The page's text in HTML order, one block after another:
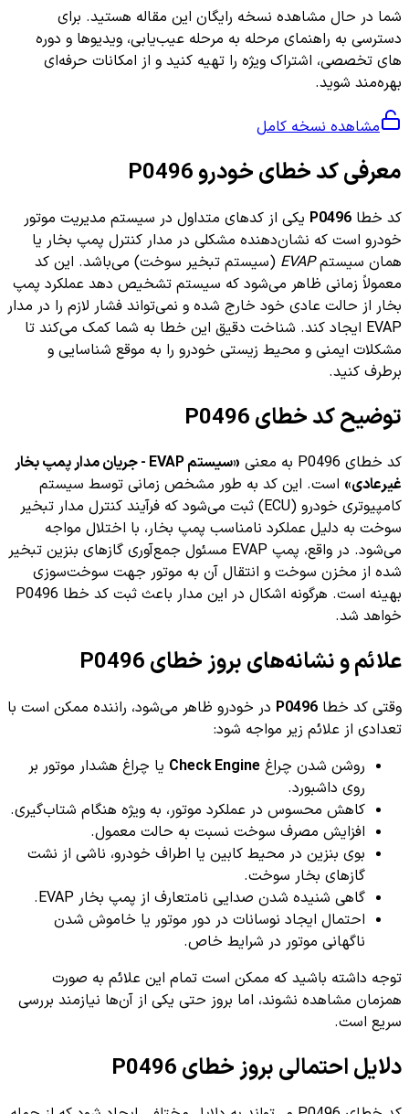
شما در حال مشاهده نسخه رایگان این مقاله هستید. برای
دسترسی به راهنمای مرحله به مرحله عیب‌یابی، ویدیوها و دوره
های تخصصی، اشتراک ویژه را تهیه کنید و از امکانات حرفه‌ای
بهره‌مند شوید.
مشاهده نسخه کامل
معرفی کد خطای خودرو P0496
کد خطا P0496 یکی از کدهای متداول در سیستم مدیریت موتور
خودرو است که نشان‌دهنده مشکلی در مدار کنترل پمپ بخار یا
همان سیستمEVAP (سیستم تبخیر سوخت) می‌باشد. این کد
معمولاً زمانی ظاهر می‌شود که سیستم تشخیص دهد عملکرد پمپ
بخار از حالت عادی خود خارج شده و نمی‌تواند فشار لازم را در مدار
EVAP ایجاد کند. شناخت دقیق این خطا به شما کمک می‌کند تا
مشکلات ایمنی و محیط زیستی خودرو را به موقع شناسایی و
برطرف کنید.
توضیح کد خطای P0496
کد خطای P0496 به معنی
«سیستم EVAP - جریان مدار پمپ بخار
غیرعادی» است. این کد به طور مشخص زمانی توسط سیستم
کامپیوتری خودرو (ECU) ثبت می‌شود که فرآیند کنترل مدار تبخیر
سوخت به دلیل عملکرد نامناسب پمپ بخار، با اختلال مواجه
می‌شود. در واقع، پمپ EVAP مسئول جمع‌آوری گازهای بنزین تبخیر
شده از مخزن سوخت و انتقال آن به موتور جهت سوخت‌سوزی
بهینه است. هرگونه اشکال در این مدار باعث ثبت کد خطا P0496
خواهد شد.
علائم و نشانه‌های بروز خطای P0496
وقتی کد خطا P0496 در خودرو ظاهر می‌شود، راننده ممکن است با
تعدادی از علائم زیر مواجه شود:
روشن شدن چراغ Check Engine یا چراغ هشدار موتور بر
روی داشبورد.
کاهش محسوس در عملکرد موتور، به ویژه هنگام شتاب‌گیری.
افزایش مصرف سوخت نسبت به حالت معمول.
بوی بنزین در محیط کابین یا اطراف خودرو، ناشی از نشت
گازهای بخار سوخت.
گاهی شنیده شدن صدایی نامتعارف از پمپ بخار EVAP.
احتمال ایجاد نوسانات در دور موتور یا خاموش شدن
ناگهانی موتور در شرایط خاص.
توجه داشته باشید که ممکن است تمام این علائم به صورت
همزمان مشاهده نشوند، اما بروز حتی یکی از آن‌ها نیازمند بررسی
سریع است.
دلایل احتمالی بروز خطای P0496